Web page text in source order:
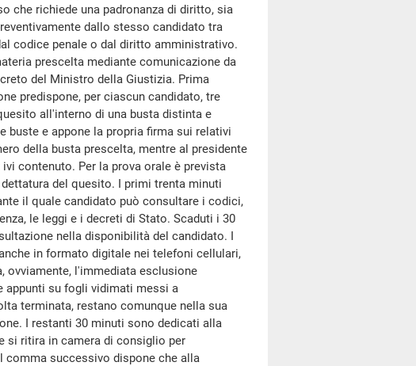
che richiede una padronanza di diritto, sia
dallo stesso candidato tra
codice penale o dal diritto amministrativo.
prescelta mediante comunicazione da
del Ministro della Giustizia. Prima
predispone, per ciascun candidato, tre
all'interno di una busta distinta e
buste e appone la propria firma sui relativi
della busta prescelta, mentre al presidente
contenuto. Per la prova orale è prevista
del quesito. I primi trenta minuti
il quale candidato può consultare i codici,
le leggi e i decreti di Stato. Scaduti i 30
nella disponibilità del candidato. I
in formato digitale nei telefoni cellulari,
ovviamente, l'immediata esclusione
appunti su fogli vidimati messi a
terminata, restano comunque nella sua
I restanti 30 minuti sono dedicati alla
si ritira in camera di consiglio per
comma successivo dispone che alla